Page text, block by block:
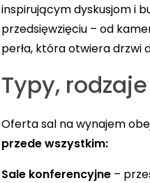
inspirującym dyskusjom i
przedsięwzięciu – od
perła, która otwiera drzwi
Typy,
Oferta sal na wynajem
przede wszystkim:
Sale konferencyjne –